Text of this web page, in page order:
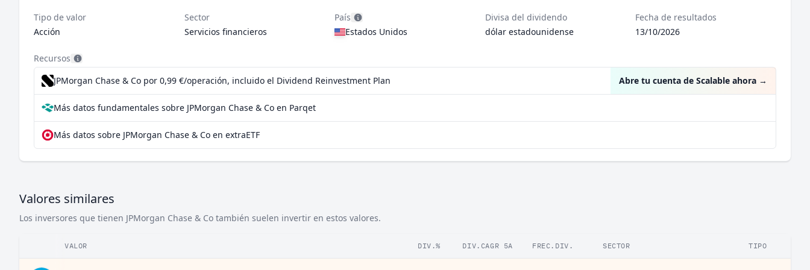
Tipo de valor
Acción
Sector
Servicios financieros
País
Estados Unidos
Divisa del dividendo
dólar estadounidense
Fecha de resultados
13/10/2026
Recursos
JPMorgan Chase & Co por 0,99 €/operación, incluido el Dividend Reinvestment Plan
Abre tu cuenta de Scalable ahora →
Más datos fundamentales sobre JPMorgan Chase & Co en Parqet
Más datos sobre JPMorgan Chase & Co en extraETF
Valores similares
Los inversores que tienen JPMorgan Chase & Co también suelen invertir en estos valores.
VALOR DIV.% DIV.CAGR 5A FREC.DIV. SECTOR TIPO